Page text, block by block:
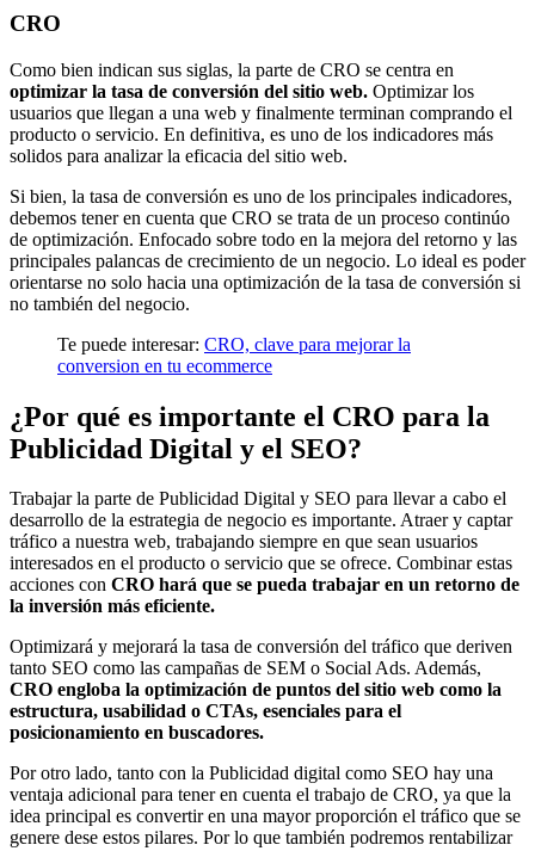
CRO
Como bien indican sus siglas, la parte de CRO se centra en
optimizar la tasa de conversión del sitio web. Optimizar los
usuarios que llegan a una web y finalmente terminan comprando el
producto o servicio. En definitiva, es uno de los indicadores más
solidos para analizar la eficacia del sitio web.
Si bien, la tasa de conversión es uno de los principales indicadores,
debemos tener en cuenta que CRO se trata de un proceso continúo
de optimización. Enfocado sobre todo en la mejora del retorno y las
principales palancas de crecimiento de un negocio. Lo ideal es poder
orientarse no solo hacia una optimización de la tasa de conversión si
no también del negocio.
Te puede interesar: CRO, clave para mejorar la
conversion en tu ecommerce
¿Por qué es importante el CRO para la
Publicidad Digital y el SEO?
Trabajar la parte de Publicidad Digital y SEO para llevar a cabo el
desarrollo de la estrategia de negocio es importante. Atraer y captar
tráfico a nuestra web, trabajando siempre en que sean usuarios
interesados en el producto o servicio que se ofrece. Combinar estas
acciones con CRO hará que se pueda trabajar en un retorno de
la inversión más eficiente.
Optimizará y mejorará la tasa de conversión del tráfico que deriven
tanto SEO como las campañas de SEM o Social Ads. Además,
CRO engloba la optimización de puntos del sitio web como la
estructura, usabilidad o CTAs, esenciales para el
posicionamiento en buscadores.
Por otro lado, tanto con la Publicidad digital como SEO hay una
ventaja adicional para tener en cuenta el trabajo de CRO, ya que la
idea principal es convertir en una mayor proporción el tráfico que se
genere dese estos pilares. Por lo que también podremos rentabilizar